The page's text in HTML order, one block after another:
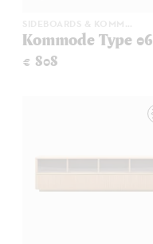
Kommode Type 06
€ 808